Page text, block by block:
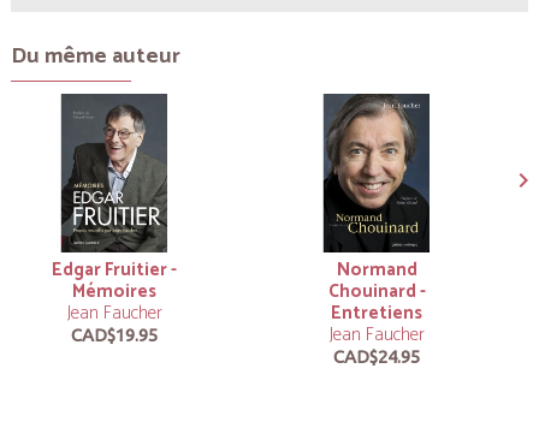
Du même auteur
Edgar Fruitier -
Mémoires
Jean Faucher
CAD$19.95
Normand
Chouinard -
Entretiens
Jean Faucher
CAD$24.95